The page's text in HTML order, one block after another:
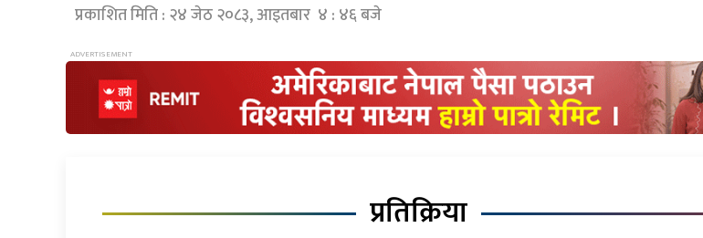
प्रकाशित मिति : २४ जेठ २०८३, आइतबार ४ : ४६ बजे
प्रतिक्रिया